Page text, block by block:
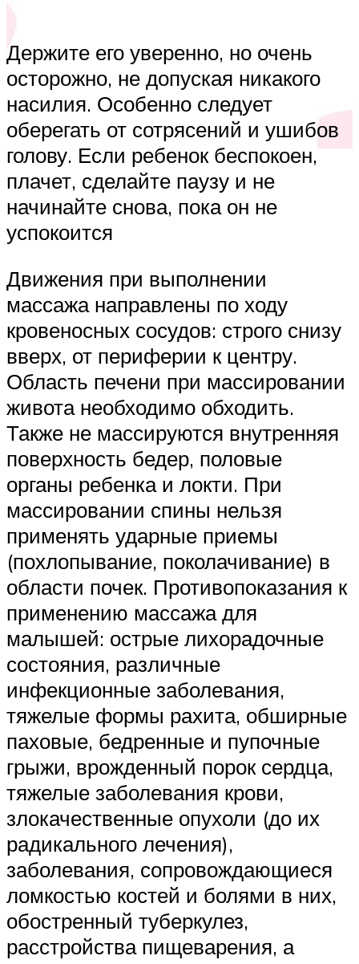
Держите его уверенно, но очень
осторожно, не допуская никакого
насилия. Особенно следует
оберегать от сотрясений и ушибов
голову. Если ребенок беспокоен,
плачет, сделайте паузу и не
начинайте снова, пока он не
успокоится
Движения при выполнении
массажа направлены по ходу
кровеносных сосудов: строго снизу
вверх, от периферии к центру.
Область печени при массировании
живота необходимо обходить.
Также не массируются внутренняя
поверхность бедер, половые
органы ребенка и локти. При
массировании спины нельзя
применять ударные приемы
(похлопывание, поколачивание) в
области почек. Противопоказания к
применению массажа для
малышей: острые лихорадочные
состояния, различные
инфекционные заболевания,
тяжелые формы рахита, обширные
паховые, бедренные и пупочные
грыжи, врожденный порок сердца,
тяжелые заболевания крови,
злокачественные опухоли (до их
радикального лечения),
заболевания, сопровождающиеся
ломкостью костей и болями в них,
обостренный туберкулез,
расстройства пищеварения, а